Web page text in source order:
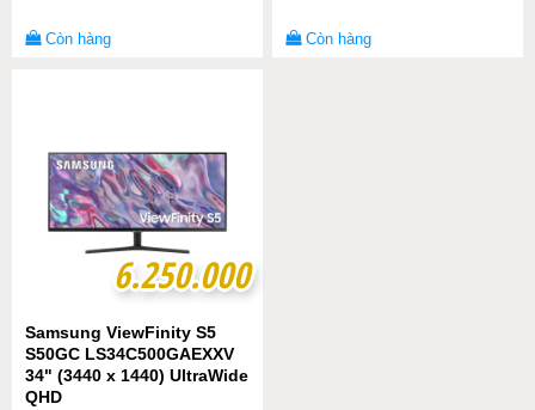
Còn hàng Còn hàng
6.250.000
6.250.000
Samsung ViewFinity S5
S50GC LS34C500GAEXXV
34" (3440 x 1440) UltraWide
QHD